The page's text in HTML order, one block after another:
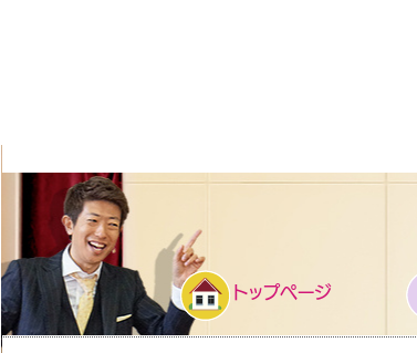
トップページ